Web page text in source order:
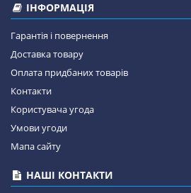
ІНФОРМАЦІЯ
Гарантія і повернення
Доставка товару
Оплата придбаних товарів
Контакти
Користувача угода
Умови угоди
Мапа сайту
НАШІ КОНТАКТИ